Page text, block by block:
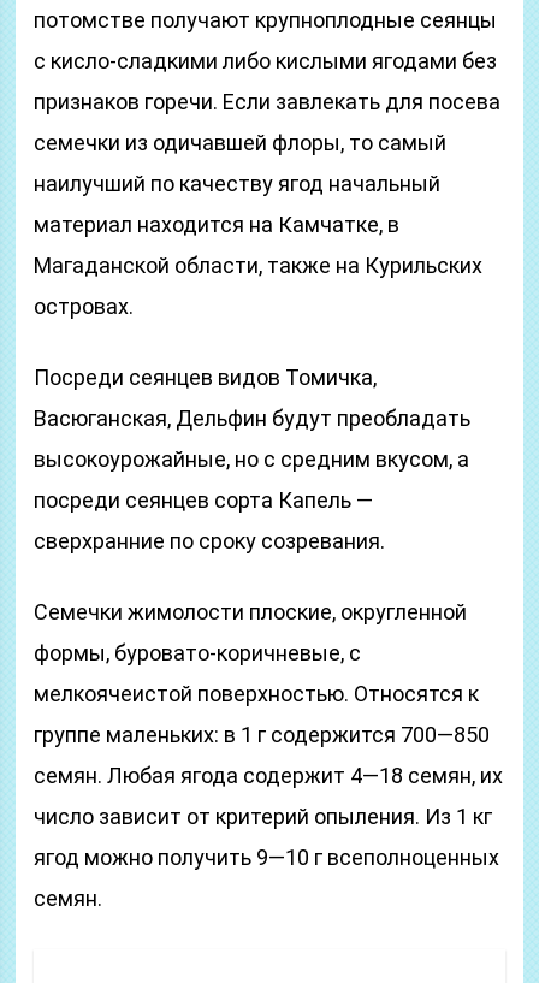
потомстве получают крупноплодные сеянцы
с кисло-сладкими либо кислыми ягодами без
признаков горечи. Если завлекать для посева
семечки из одичавшей флоры, то самый
наилучший по качеству ягод начальный
материал находится на Камчатке, в
Магаданской области, также на Курильских
островах.
Посреди сеянцев видов Томичка,
Васюганская, Дельфин будут преобладать
высокоурожайные, но с средним вкусом, а
посреди сеянцев сорта Капель —
сверхранние по сроку созревания.
Семечки жимолости плоские, округленной
формы, буровато-коричневые, с
мелкоячеистой поверхностью. Относятся к
группе маленьких: в 1 г содержится 700—850
семян. Любая ягода содержит 4—18 семян, их
число зависит от критерий опыления. Из 1 кг
ягод можно получить 9—10 г всеполноценных
семян.